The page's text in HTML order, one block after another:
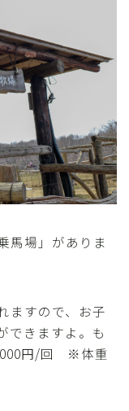
乗馬場」がありま
ますので、お子
できますよ。も
円/回 ※体重